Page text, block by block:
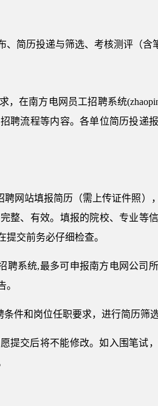
简历投递与筛选、考核测评（含
在南方电网员工招聘系统
聘流程等内容。各单位简历投递
网站填报简历（需上传证件照）
整、有效。填报的院校、专业等
交前务必仔细检查。
聘系统,最多可申报南方电网公司
件和岗位任职要求，进行简历筛选
提交后将不能修改。如入围笔试